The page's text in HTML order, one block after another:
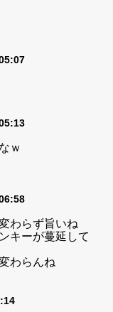
ｗ
わらず旨いね
キーが蔓延して
わらんね